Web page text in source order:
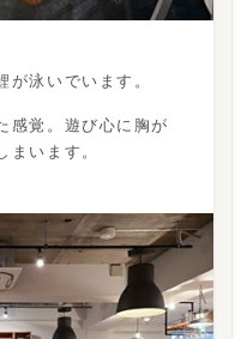
が泳いでいます。
感覚。遊び心に胸が
まいます。